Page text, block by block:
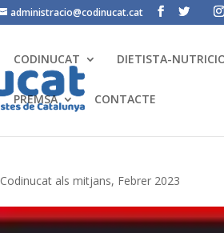
administracio@codinucat.cat
CODINUCAT DIETISTA-
PREMSA CONTACTE
Codinucat als mitjans, Febrer 2023